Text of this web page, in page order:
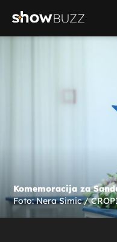
Komemoracija za
Foto: Nera Simic /